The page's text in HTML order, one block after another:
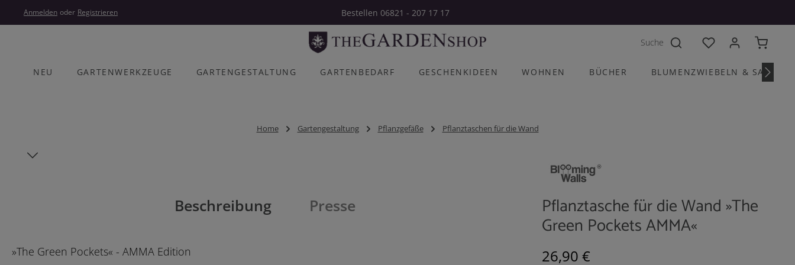
Hauptinhalt springen
Zur Hauptnavigation springen
Anmelden oder Registrieren Bestellen 06821 - 207 17 17
Du hast 0 Produkte
NEU GARTENWERKZEUGE GARTENGESTALTUNG GARTENBEDARF GESCHENKIDEEN WOHNEN BÜCHER BLUMENZWIEBELN &
Home Gartengestaltung Pflanzgefäße Pflanztaschen für die Wand
Bildergalerie überspringen
Pflanztasche für die Wand »The
Green Pockets AMMA«
Regulärer Preis:
26,90 €
Beschreibung Presse
»The Green Pockets« - AMMA Edition